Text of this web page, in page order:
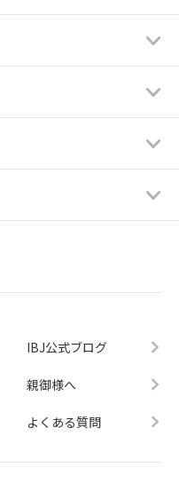
IBJ公式ブログ
親御様へ
よくある質問